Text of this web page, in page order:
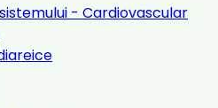
- Cardiovascular